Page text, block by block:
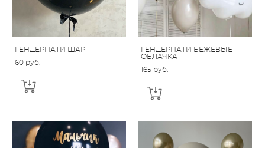
ГЕНДЕРПАТИ ШАР
60 pуб.
ГЕНДЕРПАТИ БЕЖЕВЫЕ
ОБЛАЧКА
165 pуб.